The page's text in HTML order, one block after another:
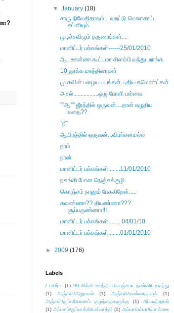
▼January(18)
சாரு நிவேதிதாவும்... வறட்டு மொளகாய்
சட்னியும்
முடிச்சவிழும் தருணங்கள்....
மானிட்டர் பக்கங்கள்------25/01/2010
ஆ...ஊன்னா கூட்டமா கிளம்பி வந்துடறாங்க
10 தூக்க மாத்திரைகள்
மு.கவின் பழைய படங்கள். புதிய கமெண்ட்கள்
அசல்.................ஒரு போளி பார்வை
””ஆ”” ஜீரத்தில் ஒருவன்....நான் எழுதிய
கதை??
”நீ”
ஆயிரத்தில் ஒருவன்...விமர்சனமல்ல
நாம்
நான்
மானிட்டர் பக்கங்கள்........11/01/2010
நசுங்கி போன நெஞ்சுக்குழி
கொஞ்சம் நானும் பேசுகிறேன்.....
சுவண்ணா?? தியண்ணா???
சூப்பருண்ணா!!!
மானிட்டர் பக்கங்கள்........ 04/01/10
மானிட்டர் பக்கங்கள்........01/01/2010
► 2009 (176)
Labels
/ பகிர்வு (1) 90 மில்லி ஊத்தி..கொஞ்சமா தண்ணி கலந்து
(1)
அஞ்சலி/அனுபவம் (1) அஞ்சலி/கண்ணதாசன்
(1)
அஞ்சலி/கும்பகோணம் குழந்தைகளுக்கு
(1)
அப்படித்தான்
(1) அப்பளம்/துப்பாக்கி/பாப்பாத்தி (1) அம்மா/சும்மா/மொக்கை